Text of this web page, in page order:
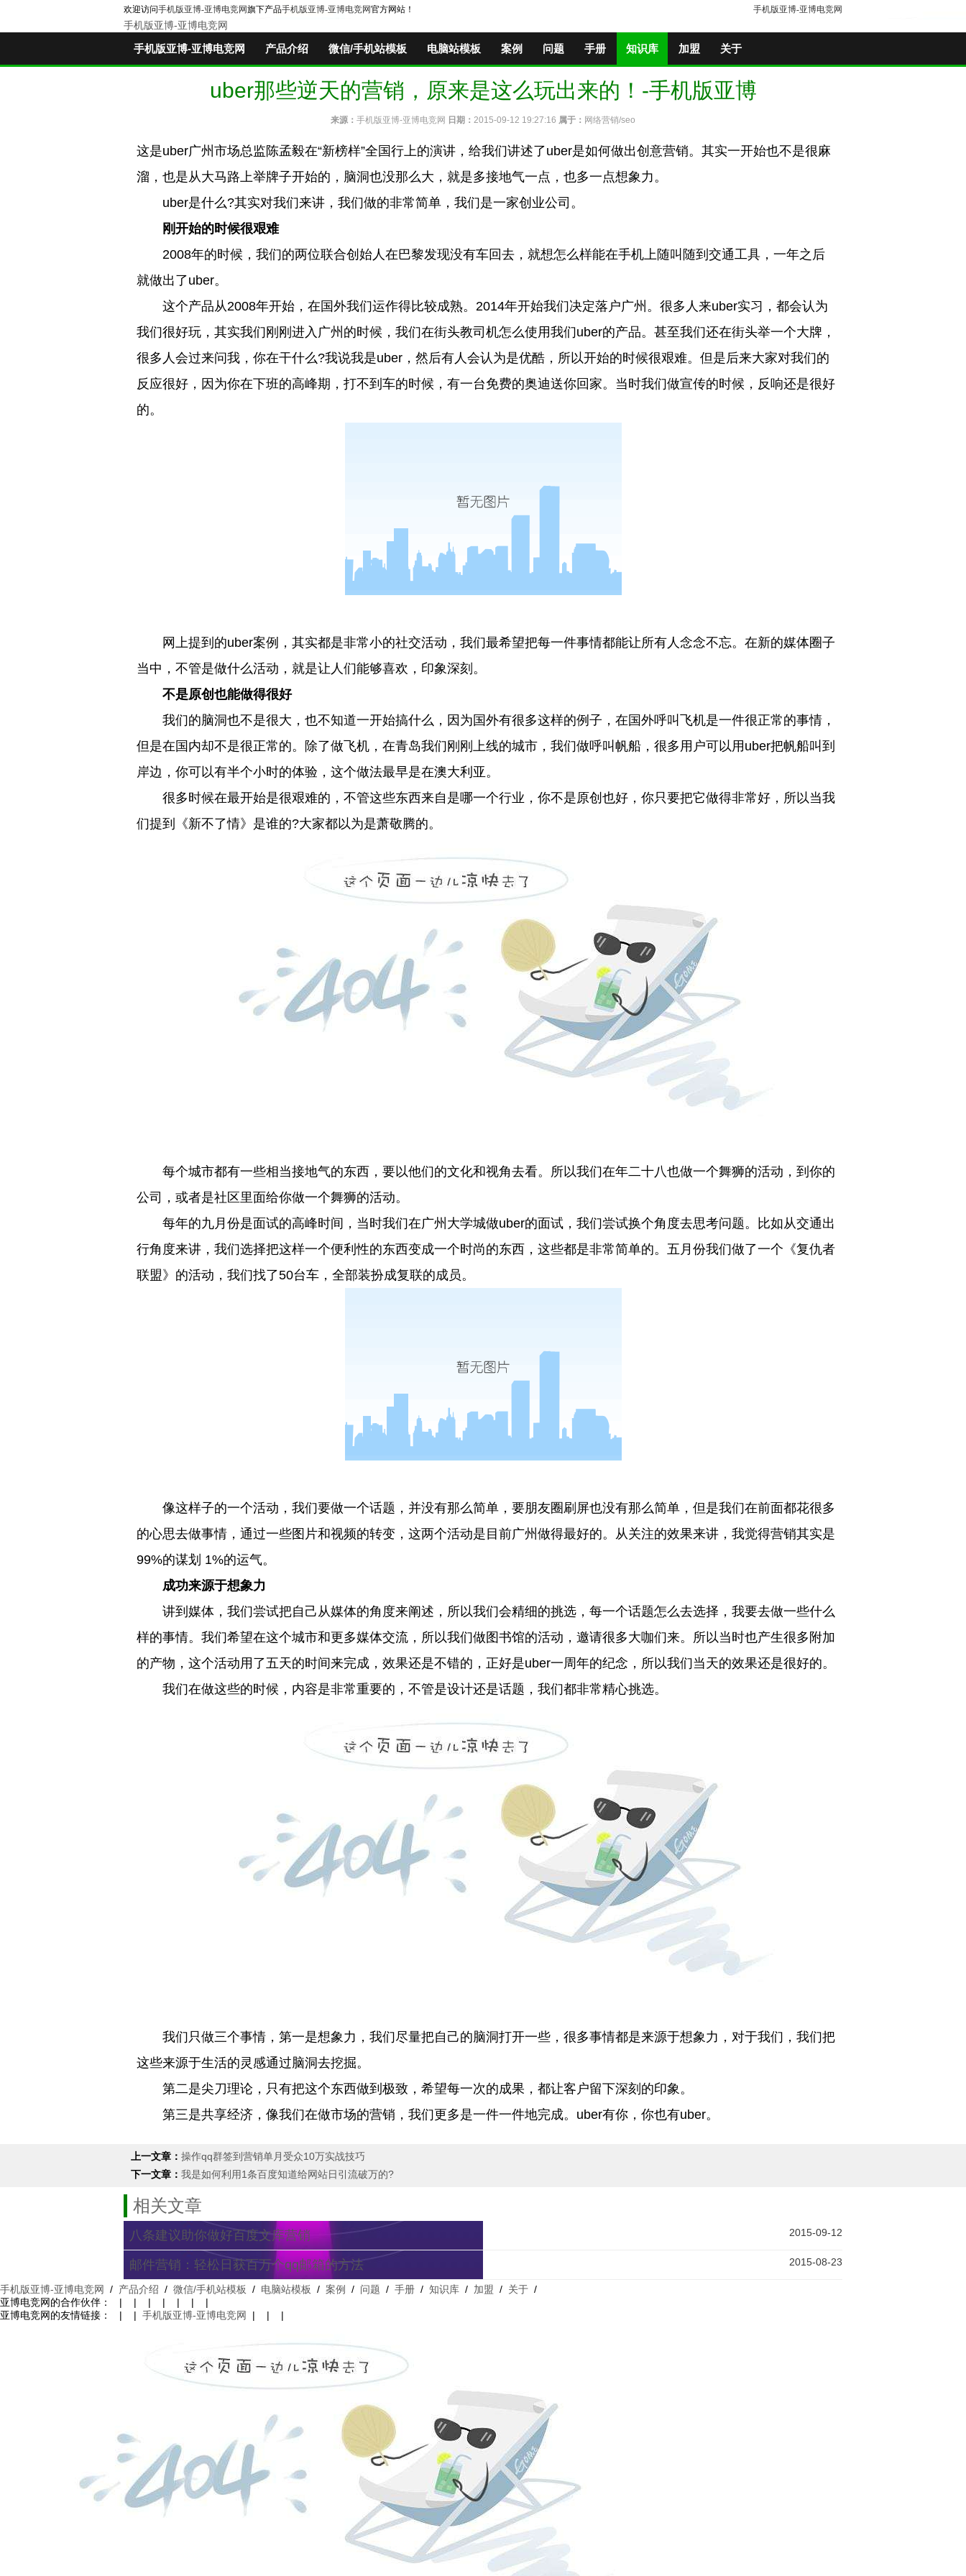
欢迎访问手机版亚博-亚博电竞网旗下产品手机版亚博-亚博电竞网官方网站！ 手机版亚博-亚博电竞网
手机版亚博-亚博电竞网
手机版亚博-亚博电竞网 产品介绍 微信/手机站模板 电脑站模板 案例 问题 手册 知识库 加盟 关于
uber那些逆天的营销，原来是这么玩出来的！-手机版亚博
来源： 手机版亚博-亚博电竞网 日期： 2015-09-12 19:27:16 属于： 网络营销/seo
这是uber广州市场总监陈孟毅在“新榜样”全国行上的演讲，给我们讲述了uber是如何做出创意营销。其实一开始也不是很麻
溜，也是从大马路上举牌子开始的，脑洞也没那么大，就是多接地气一点，也多一点想象力。
uber是什么?其实对我们来讲，我们做的非常简单，我们是一家创业公司。
刚开始的时候很艰难
2008年的时候，我们的两位联合创始人在巴黎发现没有车回去，就想怎么样能在手机上随叫随到交通工具，一年之后
就做出了uber。
这个产品从2008年开始，在国外我们运作得比较成熟。2014年开始我们决定落户广州。很多人来uber实习，都会认为
我们很好玩，其实我们刚刚进入广州的时候，我们在街头教司机怎么使用我们uber的产品。甚至我们还在街头举一个大牌，
很多人会过来问我，你在干什么?我说我是uber，然后有人会认为是优酷，所以开始的时候很艰难。但是后来大家对我们的
反应很好，因为你在下班的高峰期，打不到车的时候，有一台免费的奥迪送你回家。当时我们做宣传的时候，反响还是很好
的。
网上提到的uber案例，其实都是非常小的社交活动，我们最希望把每一件事情都能让所有人念念不忘。在新的媒体圈子
当中，不管是做什么活动，就是让人们能够喜欢，印象深刻。
不是原创也能做得很好
我们的脑洞也不是很大，也不知道一开始搞什么，因为国外有很多这样的例子，在国外呼叫飞机是一件很正常的事情，
但是在国内却不是很正常的。除了做飞机，在青岛我们刚刚上线的城市，我们做呼叫帆船，很多用户可以用uber把帆船叫到
岸边，你可以有半个小时的体验，这个做法最早是在澳大利亚。
很多时候在最开始是很艰难的，不管这些东西来自是哪一个行业，你不是原创也好，你只要把它做得非常好，所以当我
们提到《新不了情》是谁的?大家都以为是萧敬腾的。
每个城市都有一些相当接地气的东西，要以他们的文化和视角去看。所以我们在年二十八也做一个舞狮的活动，到你的
公司，或者是社区里面给你做一个舞狮的活动。
每年的九月份是面试的高峰时间，当时我们在广州大学城做uber的面试，我们尝试换个角度去思考问题。比如从交通出
行角度来讲，我们选择把这样一个便利性的东西变成一个时尚的东西，这些都是非常简单的。五月份我们做了一个《复仇者
联盟》的活动，我们找了50台车，全部装扮成复联的成员。
像这样子的一个活动，我们要做一个话题，并没有那么简单，要朋友圈刷屏也没有那么简单，但是我们在前面都花很多
的心思去做事情，通过一些图片和视频的转变，这两个活动是目前广州做得最好的。从关注的效果来讲，我觉得营销其实是
99%的谋划 1%的运气。
成功来源于想象力
讲到媒体，我们尝试把自己从媒体的角度来阐述，所以我们会精细的挑选，每一个话题怎么去选择，我要去做一些什么
样的事情。我们希望在这个城市和更多媒体交流，所以我们做图书馆的活动，邀请很多大咖们来。所以当时也产生很多附加
的产物，这个活动用了五天的时间来完成，效果还是不错的，正好是uber一周年的纪念，所以我们当天的效果还是很好的。
我们在做这些的时候，内容是非常重要的，不管是设计还是话题，我们都非常精心挑选。
我们只做三个事情，第一是想象力，我们尽量把自己的脑洞打开一些，很多事情都是来源于想象力，对于我们，我们把
这些来源于生活的灵感通过脑洞去挖掘。
第二是尖刀理论，只有把这个东西做到极致，希望每一次的成果，都让客户留下深刻的印象。
第三是共享经济，像我们在做市场的营销，我们更多是一件一件地完成。uber有你，你也有uber。
上一文章： 操作qq群签到营销单月受众10万实战技巧
下一文章： 我是如何利用1条百度知道给网站日引流破万的?
相关文章
2015-09-12
八条建议助你做好百度文库营销
2015-08-23
邮件营销：轻松日获百万个qq邮箱的方法
手机版亚博-亚博电竞网 / 产品介绍 / 微信/手机站模板 / 电脑站模板 / 案例 / 问题 / 手册 / 知识库 / 加盟 / 关于 /
亚博电竞网的合作伙伴： | | | | | | |
亚博电竞网的友情链接： | | 手机版亚博-亚博电竞网 | | |